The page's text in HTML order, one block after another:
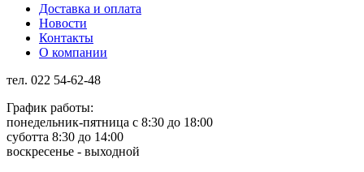
Доставка и оплата
Новости
Контакты
О компании
тел. 022 54-62-48
График работы:
понедельник-пятница с 8:30 до 18:00
суботта 8:30 до 14:00
воскресенье - выходной